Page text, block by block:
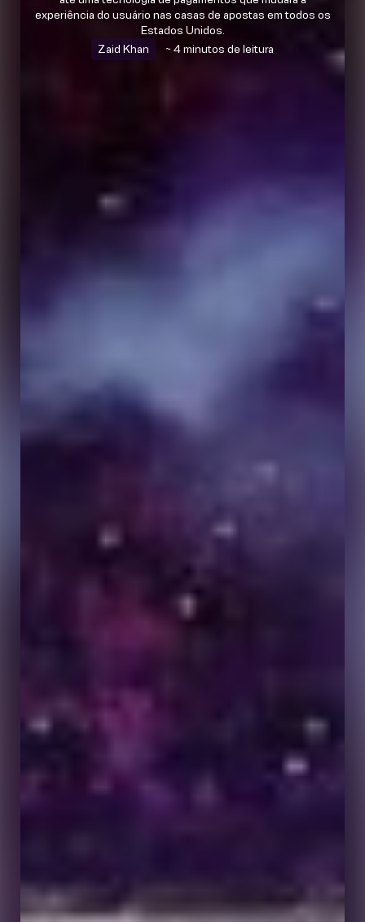
experiência do usuário nas casas de apostas em todos os
Estados Unidos.
Zaid Khan
~ 4 minutos de leitura